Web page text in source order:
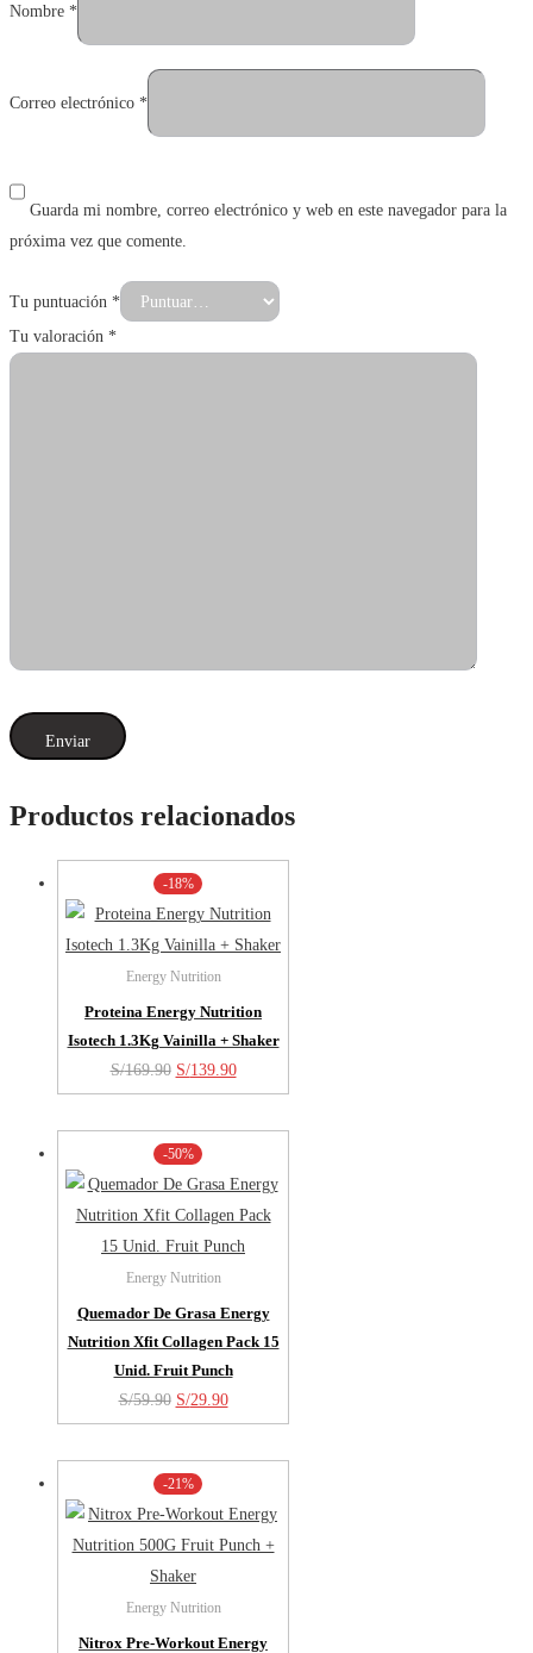
Nombre *
Correo electrónico *
Guarda mi nombre, correo electrónico y web en este navegador para la
próxima vez que comente.
Tu puntuación *
Tu valoración *
Productos relacionados
-18%
Energy Nutrition
Proteina Energy Nutrition
Isotech 1.3Kg Vainilla + Shaker
S/169.90 El
precio
original
era:
S/169.90.
S/139.90El
precio
actual
S/139.90.
-50%
Energy Nutrition
Quemador De Grasa Energy
Nutrition Xfit Collagen Pack 15
Unid. Fruit Punch
S/59.90 El
precio
original
era:
S/59.90.
S/29.90El
precio
actual
S/29.90.
-21%
Energy Nutrition
Nitrox Pre-Workout Energy